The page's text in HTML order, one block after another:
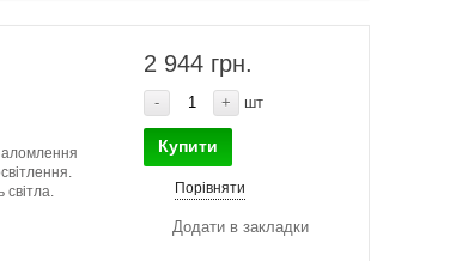
світла.
2 944 грн.
- + шт
Купити
Порівняти
Додати в закладки